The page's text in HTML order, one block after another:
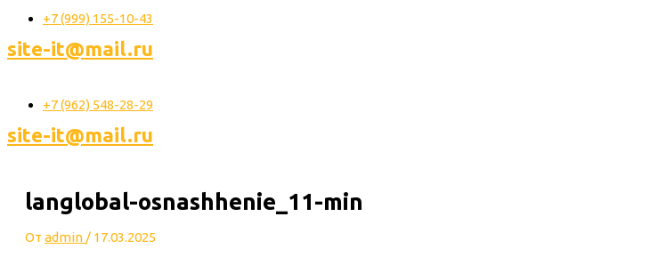
+7 (999) 155-10-43
site-it@mail.ru
+7 (962) 548-28-29
site-it@mail.ru
langlobal-osnashhenie_11-min
От admin / 17.03.2025